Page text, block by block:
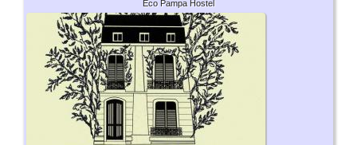
Eco Pampa Hostel